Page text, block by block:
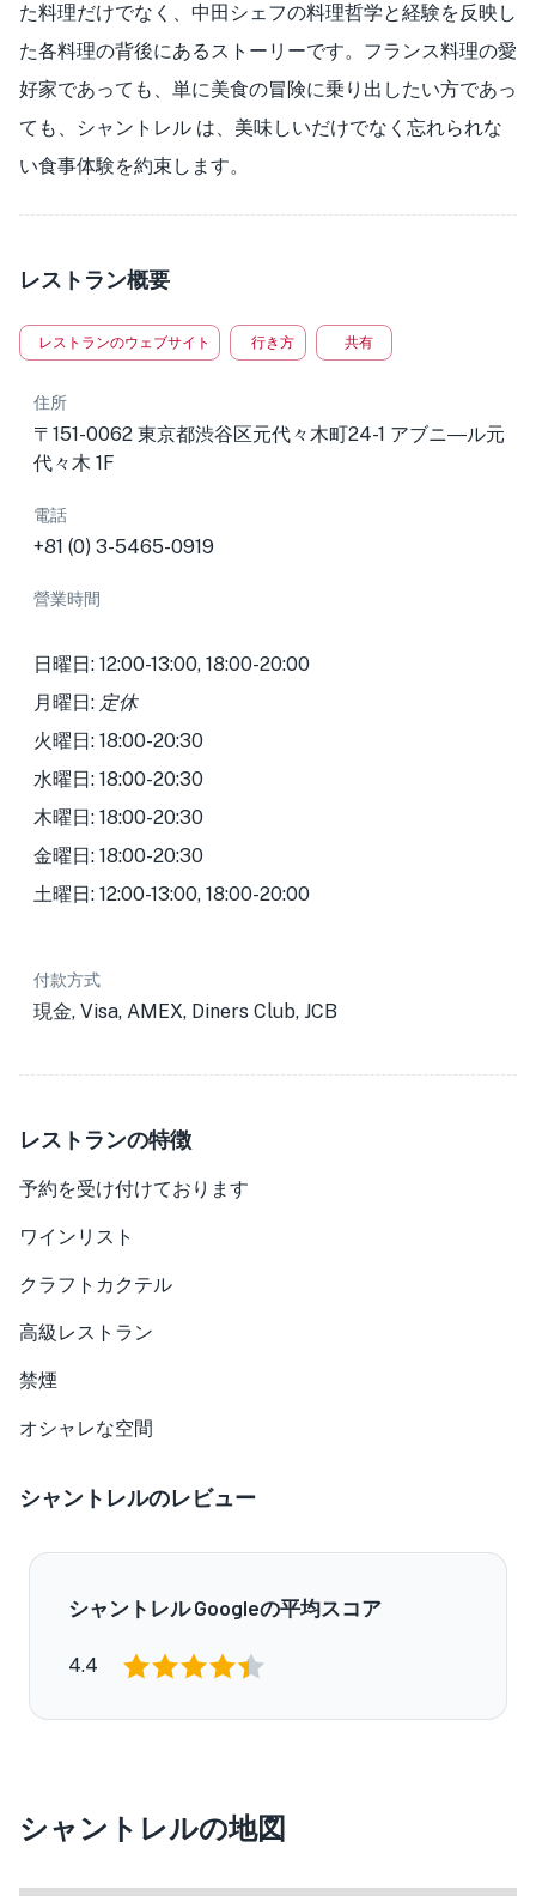
た料理だけでなく、中田シェフの料理哲学と経験を反映し
た各料理の背後にあるストーリーです。フランス料理の愛
好家であっても、単に美食の冒険に乗り出したい方であっ
ても、シャントレル は、美味しいだけでなく忘れられな
い食事体験を約束します。
レストラン概要
レストランのウェブサイト 行き方 共有
住所
〒151-0062 東京都渋谷区元代々木町24-1 アブニ―ル元
代々木 1F
電話
+81 (0) 3-5465-0919
營業時間
日曜日: 12:00-13:00, 18:00-20:00
月曜日: 定休
火曜日: 18:00-20:30
水曜日: 18:00-20:30
木曜日: 18:00-20:30
金曜日: 18:00-20:30
土曜日: 12:00-13:00, 18:00-20:00
付款方式
現金, Visa, AMEX, Diners Club, JCB
レストランの特徴
予約を受け付けております
ワインリスト
クラフトカクテル
高級レストラン
禁煙
オシャレな空間
シャントレルのレビュー
シャントレル Googleの平均スコア
4.4
シャントレルの地図